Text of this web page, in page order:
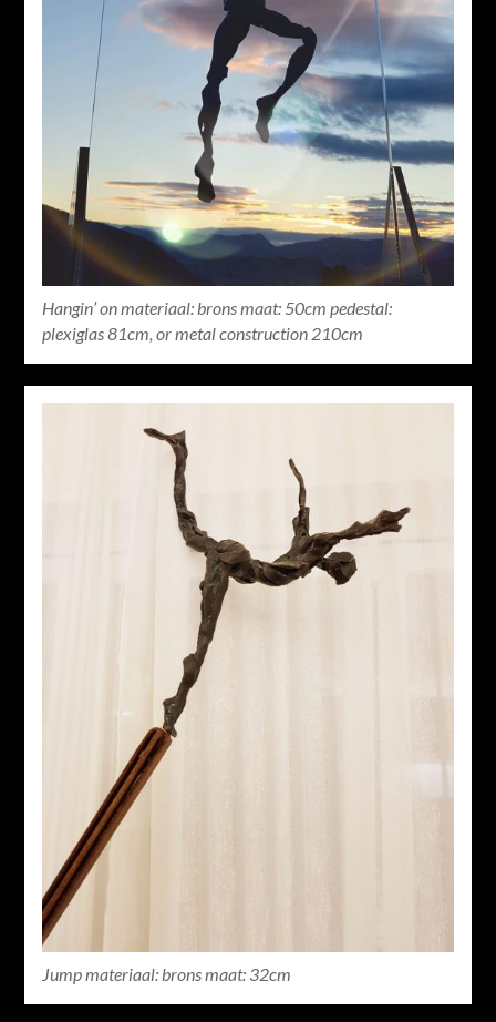
Hangin’ on materiaal: brons maat: 50cm pedestal:
plexiglas 81cm, or metal construction 210cm
Jump materiaal: brons maat: 32cm